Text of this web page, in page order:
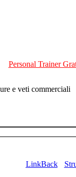
Personal Trainer
e veti commerciali
LinkBack